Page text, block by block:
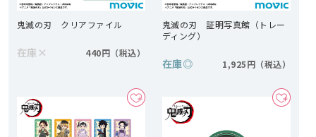
鬼滅の刃 クリアファイル
在庫 × 440円
鬼滅の刃 証明写真館（トレー
ディング）
在庫◎ 1,925円